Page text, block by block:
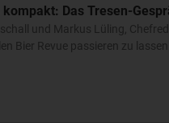
kompakt: Das Tresen-
und Markus Lüling,
Bier Revue passieren zu